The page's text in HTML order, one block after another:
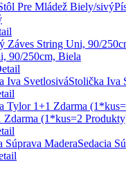
90/250cm, Biela
Stolička Iva
Zdarma (1*kus=2
Sedacia